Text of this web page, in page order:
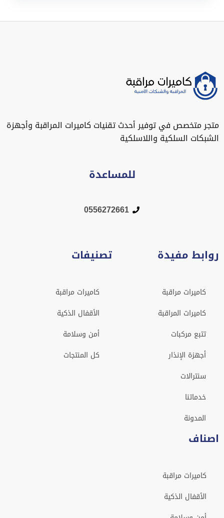
متجر متخصص في توفير أحدث تقنيات كاميرات المراقبة وأجهزة
الشبكات السلكية واللاسلكية
للمساعدة
0556272661
روابط مفيدة
كاميرات مراقبة
كاميرات المراقبة
تتبع مركبات
أجهزة الإنذار
سنترالات
خدماتنا
المدونة
تصنيفات
كاميرات مراقبة
الأقفال الذكية
أمن وسلامة
كل المنتجات
اصناف
كاميرات مراقبة
الأقفال الذكية